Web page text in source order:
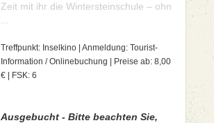
Zeit mit ihr die Wintersteinschule – ohn
Treffpunkt: Inselkino | Anmeldung: Tourist-
Information / Onlinebuchung | Preise ab: 8,00
€ | FSK: 6
Ausgebucht - Bitte beachten Sie,